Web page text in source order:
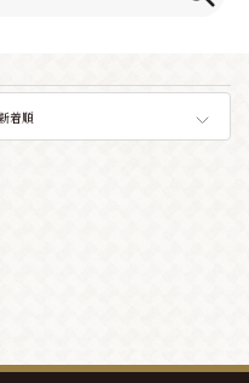
着順